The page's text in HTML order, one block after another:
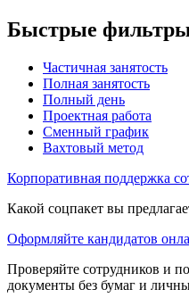
Быстрые фильтры
Частичная занятость
Полная занятость
Полный день
Проектная работа
Сменный график
Вахтовый метод
Корпоративная поддержка
Какой соцпакет вы
Оформляйте кандидатов
Проверяйте сотрудников и
документы без бумаг и